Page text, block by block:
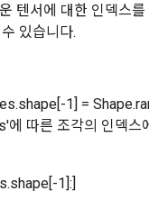
텐서에 대한 인덱스
있습니다.
1] =
에 따른 조각의 인덱
1]:]